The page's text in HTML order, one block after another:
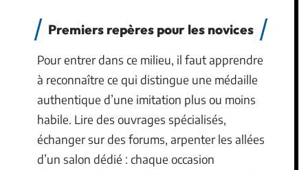
Premiers repères pour les novices
Pour entrer dans ce milieu, il faut apprendre
à reconnaître ce qui distingue une médaille
authentique d’une imitation plus ou moins
habile. Lire des ouvrages spécialisés,
échanger sur des forums, arpenter les allées
d’un salon dédié : chaque occasion